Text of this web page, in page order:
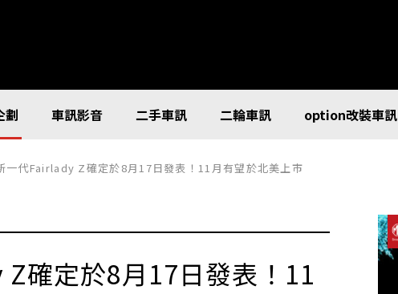
劃 車訊影音 二手車訊 二輪車訊 option改裝車訊
一代Fairlady Z確定於8月17日發表！11月有望於北美上市
確定於8月17日發表！11